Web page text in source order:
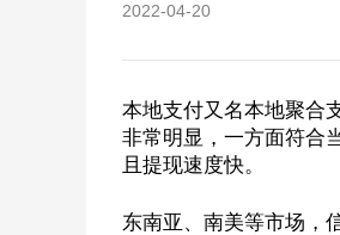
2022-04-20
本地支付又名本地聚合
非常明显，一方面符合
且提现速度快。
东南亚、南美等市场，